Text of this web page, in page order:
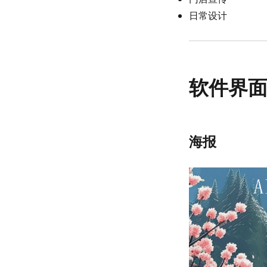
日常设计
软件界面
海报